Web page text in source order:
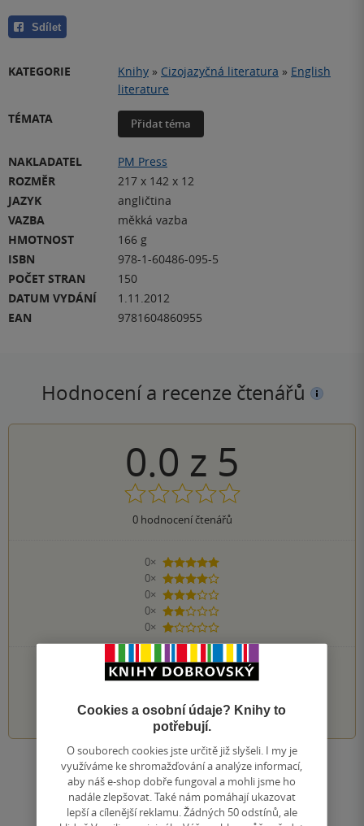
Sdílet
KATEGORIE Knihy » Cizojazyčná literatura » English
literature
TÉMATA
Přidat téma
NAKLADATEL
PM Press
ROZMĚR
217 x 142 x 12
JAZYK
angličtina
VAZBA
měkká vazba
HMOTNOST
166 g
ISBN
978-1-60486-095-5
POČET STRAN
150
DATUM VYDÁNÍ
1.11.2012
EAN
9781604860955
Hodnocení a recenze čtenářů
0.0 z 5
0hodnocení čtenářů
0×
5 hvězdiček
0×
4 hvězdičky
0×
3 hvězdičky
0×
2 hvězdičky
0×
1 hvezdička
PŘIDEJTE SVÉ HODNOCENÍ KNIHY
5
Zobrazit všechna hodnocení
Přidat hodnocení
Cookies a osobní údaje? Knihy to
potřebují.
O souborech cookies jste určitě již slyšeli. I my je
využíváme ke shromažďování a analýze informací,
aby náš e-shop dobře fungoval a mohli jsme ho
nadále zlepšovat. Také nám pomáhají ukazovat
lepší a cílenější reklamu. Žádných 50 odstínů, ale